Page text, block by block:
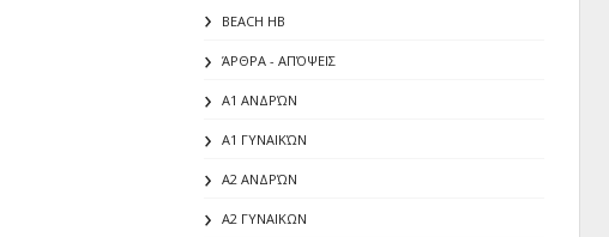
BEACH HB
ΆΡΘΡΑ - ΑΠΌΨΕΙΣ
Α1 ΑΝΔΡΏΝ
Α1 ΓΥΝΑΙΚΏΝ
Α2 ΑΝΔΡΏΝ
Α2 ΓΥΝΑΙΚΩΝ